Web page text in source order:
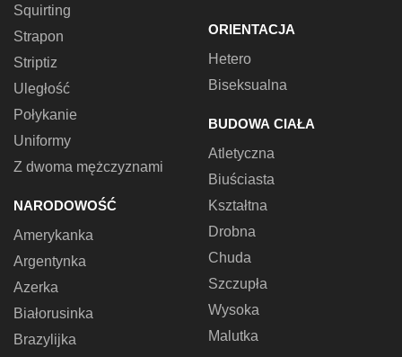
Squirting
Strapon
Striptiz
Uległość
Połykanie
Uniformy
Z dwoma mężczyznami
NARODOWOŚĆ
Amerykanka
Argentynka
Azerka
Białorusinka
Brazylijka
ORIENTACJA
Hetero
Biseksualna
BUDOWA CIAŁA
Atletyczna
Biuściasta
Kształtna
Drobna
Chuda
Szczupła
Wysoka
Malutka